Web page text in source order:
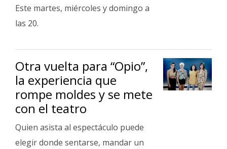
Este martes, miércoles y domingo a
las 20.
Otra vuelta para “Opio”,
la experiencia que
rompe moldes y se mete
con el teatro
Quien asista al espectáculo puede
elegir donde sentarse, mandar un